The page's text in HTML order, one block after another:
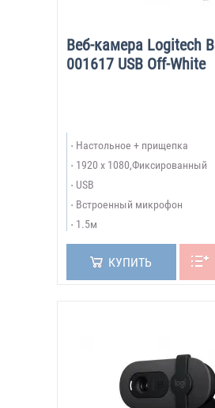
Веб-камера Logitech
001617 USB Off-White
Настольное + прищепка
1920 x 1080,Фиксированный
USB
Встроенный микрофон
1.5м
КУПИТЬ